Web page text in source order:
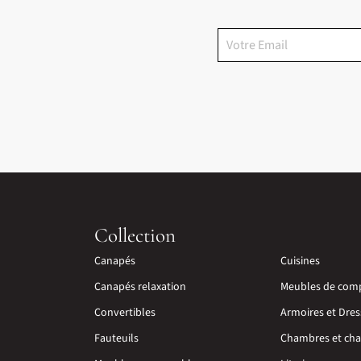
Collection
Canapés
Canapés relaxation
Convertibles
Fauteuils
Cuisines
Meubles de
Armoires et
Chambres et